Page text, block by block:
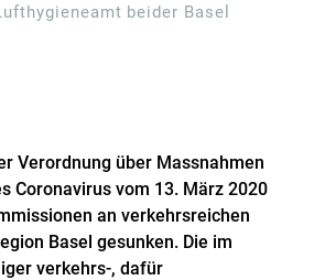
beider Basel
Verordnung über Massnahmen
Coronavirus vom 13. März 2020
an verkehrsreichen
Basel gesunken. Die im
verkehrs-, dafür